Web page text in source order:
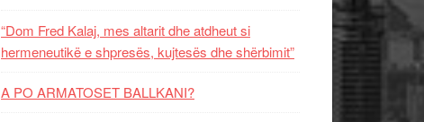
“Dom Fred Kalaj, mes altarit dhe atdheut si
hermeneutikë e shpresës, kujtesës dhe shërbimit”
A PO ARMATOSET BALLKANI?